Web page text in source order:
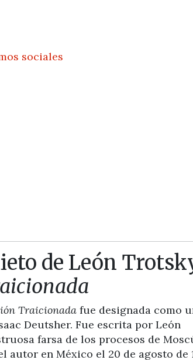
sociales
de León
Traicionada fue designada como
Deutsher. Fue escrita por León
farsa de los procesos de
autor en México el 20 de agosto de